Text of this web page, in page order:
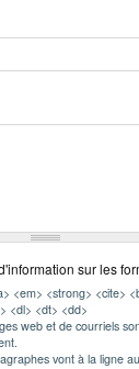
sur les
<em> <strong> <cite>
<dl> <dt> <dd>
web et de courriels
vont à la ligne